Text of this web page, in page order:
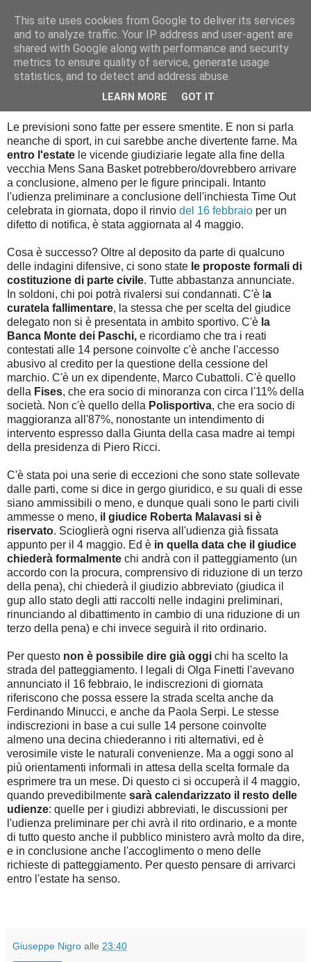
Palla al cerchio
giovedì 6 aprile 2017
L'udienza preliminare
Le previsioni sono fatte per essere smentite. E non si parla
neanche di sport, in cui sarebbe anche divertente farne. Ma
entro l'estate le vicende giudiziarie legate alla fine della
vecchia Mens Sana Basket potrebbero/dovrebbero arrivare
a conclusione, almeno per le figure principali. Intanto
l'udienza preliminare a conclusione dell'inchiesta Time Out
celebrata in giornata, dopo il rinvio del 16 febbraio per un
difetto di notifica, è stata aggiornata al 4 maggio.
Cosa è successo? Oltre al deposito da parte di qualcuno
delle indagini difensive, ci sono state le proposte formali di
costituzione di parte civile. Tutte abbastanza annunciate.
In soldoni, chi poi potrà rivalersi sui condannati. C'è l a
curatela fallimentare, la stessa che per scelta del giudice
delegato non si è presentata in ambito sportivo. C'è la
Banca Monte dei Paschi, e ricordiamo che tra i reati
contestati alle 14 persone coinvolte c'è anche l'accesso
abusivo al credito per la questione della cessione del
marchio. C'è un ex dipendente, Marco Cubattoli. C'è quello
della Fises, che era socio di minoranza con circa l'11% della
società. Non c'è quello della Polisportiva, che era socio di
maggioranza all'87%, nonostante un intendimento di
intervento espresso dalla Giunta della casa madre ai tempi
della presidenza di Piero Ricci.
C'è stata poi una serie di eccezioni che sono state sollevate
dalle parti, come si dice in gergo giuridico, e su quali di esse
siano ammissibili o meno, e dunque quali sono le parti civili
ammesse o meno, il giudice Roberta Malavasi si è
riservato. Scioglierà ogni riserva all'udienza già fissata
appunto per il 4 maggio. Ed è in quella data che il giudice
chiederà formalmente chi andrà con il patteggiamento (un
accordo con la procura, comprensivo di riduzione di un terzo
della pena), chi chiederà il giudizio abbreviato (giudica il
gup allo stato degli atti raccolti nelle indagini preliminari,
rinunciando al dibattimento in cambio di una riduzione di un
terzo della pena) e chi invece seguirà il rito ordinario.
Per questo non è possibile dire già oggi chi ha scelto la
strada del patteggiamento. I legali di Olga Finetti l'avevano
annunciato il 16 febbraio, le indiscrezioni di giornata
riferiscono che possa essere la strada scelta anche da
Ferdinando Minucci, e anche da Paola Serpi. Le stesse
indiscrezioni in base a cui sulle 14 persone coinvolte
almeno una decina chiederanno i riti alternativi, ed è
verosimile viste le naturali convenienze. Ma a oggi sono al
più orientamenti informali in attesa della scelta formale da
esprimere tra un mese. Di questo ci si occuperà il 4 maggio,
quando prevedibilmente sarà calendarizzato il resto delle
udienze: quelle per i giudizi abbreviati, le discussioni per
l'udienza preliminare per chi avrà il rito ordinario, e a monte
di tutto questo anche il pubblico ministero avrà molto da dire,
e in conclusione anche l'accoglimento o meno delle
richieste di patteggiamento. Per questo pensare di arrivarci
entro l'estate ha senso.
Giuseppe Nigro alle 23:40
This site uses cookies from Google to deliver its services
and to analyze traffic. Your IP address and user-agent are
shared with Google along with performance and security
metrics to ensure quality of service, generate usage
statistics, and to detect and address abuse.
LEARN MORE GOT IT